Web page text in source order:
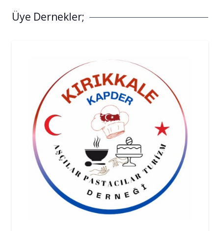
Üye Dernekler;